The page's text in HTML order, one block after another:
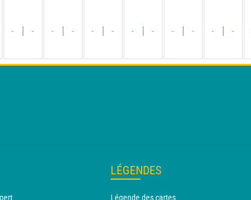
- - - - - - - - - - - -
LÉGENDES
Légende des cartes